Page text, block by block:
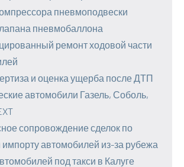
пневмоподвески
пневмобаллона
ремонт ходовой части
и оценка ущерба после ДТП
автомобили Газель, Соболь,
сопровождение сделок по
импорту автомобилей из-за рубежа
под такси в Калуге